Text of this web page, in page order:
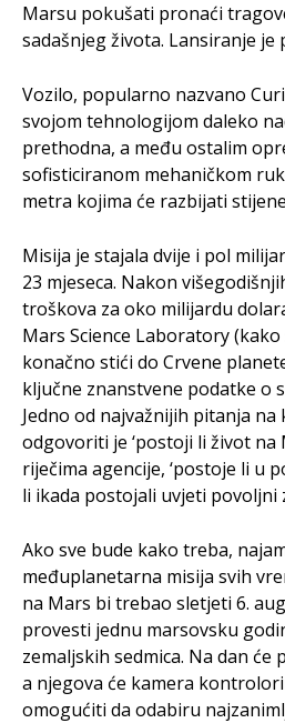
Marsu pokušati pronaći
sadašnjeg života. Lansiranje
Vozilo, popularno nazvano
svojom tehnologijom daleko
prethodna, a među ostalim
sofisticiranom mehaničkom
metra kojima će razbijati
Misija je stajala dvije i pol
23 mjeseca. Nakon
troškova za oko milijardu
Mars Science Laboratory
konačno stići do Crvene
ključne znanstvene podatke o
Jedno od najvažnijih pitanja
odgovoriti je ‘postoji li život na
riječima agencije, ‘postoje li u
li ikada postojali uvjeti povoljni
Ako sve bude kako treba,
međuplanetarna misija svih
na Mars bi trebao sletjeti 6.
provesti jednu marsovsku
zemaljskih sedmica. Na dan će
a njegova će kamera
omogućiti da odabiru